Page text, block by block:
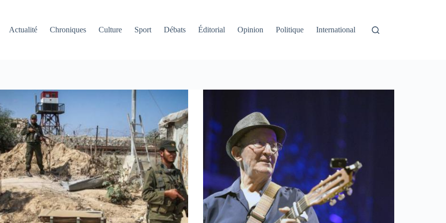
Actualité
Chroniques Culture Sport Débats Éditorial Opinion Politique International